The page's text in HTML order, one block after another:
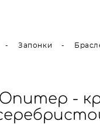
- Запонки -
-